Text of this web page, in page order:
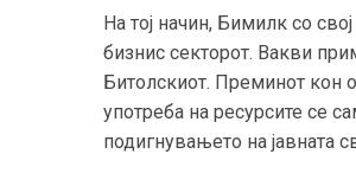
На тој начин, Бимилк со
бизнис секторот. Вакви
Битолскиот. Преминот кон
употреба на ресурсите сe
подигнувањето на јавната